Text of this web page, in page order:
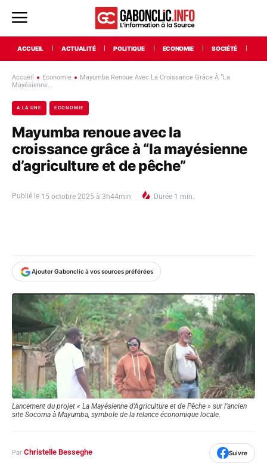
ACCUEIL ACTUALITÉ POLITIQUE ECONOMIE SOCIÉTÉ
Accueil Economie
Mayumba Renoue Avec La Croissance Grâce À “la
Mayésienne...
A LA UNE ECONOMIE
Mayumba renoue avec la
croissance grâce à “la mayésienne
d’agriculture et de pêche”
Publié le 15 octobre 2025 à 3h44min Durée 1 min.
Ajouter Gabonclic à vos sources préférées
Lancement du projet « La Mayésienne d’Agriculture et de Pêche » sur l’ancien
site Socoma à Mayumba, symbole de la relance économique locale.
Par Christelle Besseghe Suivre